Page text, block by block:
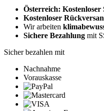
Österreich: Kostenloser
Kostenloser
Wir arbeiten
Sichere Bezahlung mit
Sicher bezahlen mit
Nachnahme
Vorauskasse